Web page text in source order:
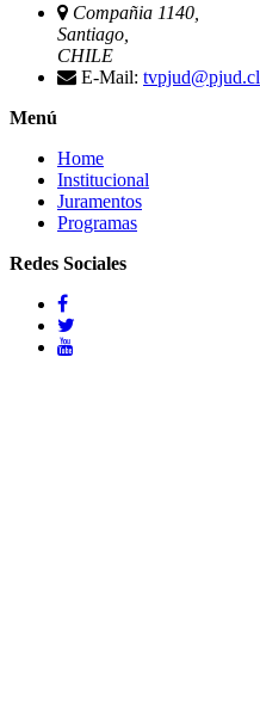
Compañia 1140,
Santiago,
CHILE
E-Mail: tvpjud@pjud.cl
Menú
Home
Institucional
Juramentos
Programas
Redes Sociales